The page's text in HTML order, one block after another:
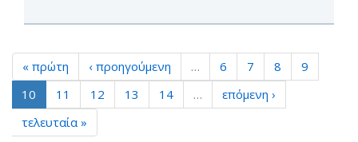
« πρώτη ‹ προηγούμενη … 6 7 8
9
10
11 12 13 14 …
επόμενη ›
τελευταία »